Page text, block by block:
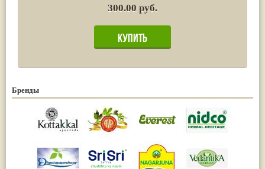
300.00 руб.
Бренды